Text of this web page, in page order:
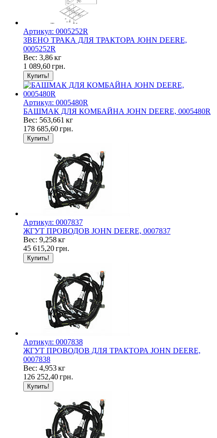
Артикул: 0005252R
ЗВЕНО ТРАКА ДЛЯ ТРАКТОРА JOHN DEERE,
0005252R
Вес: 3,86 кг
1 089,60грн.
Артикул: 0005480R
БАШМАК ДЛЯ КОМБАЙНА JOHN DEERE, 0005480R
Вес: 563,661 кг
178 685,60грн.
Артикул: 0007837
ЖГУТ ПРОВОДОВ JOHN DEERE, 0007837
Вес: 9,258 кг
45 615,20грн.
Артикул: 0007838
ЖГУТ ПРОВОДОВ ДЛЯ ТРАКТОРА JOHN DEERE,
0007838
Вес: 4,953 кг
126 252,40грн.